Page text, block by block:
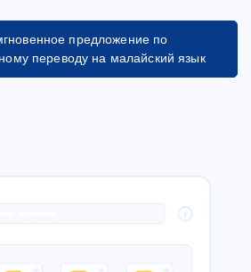
предложение по
переводу на малайский язык